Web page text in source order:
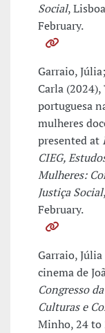
Social,
February.
Garraio,
Carla (2024),
portuguesa
mulheres
presented at
CIEG,
Mulheres:
Justiça Social
February.
Garraio,
cinema de
Congresso
Culturas e
Minho, 24 to